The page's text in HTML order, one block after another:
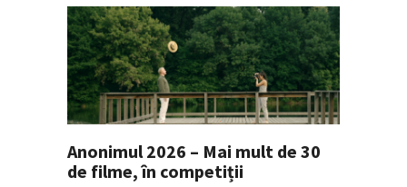
Anonimul 2026 – Mai mult de 30
de filme, în competiții